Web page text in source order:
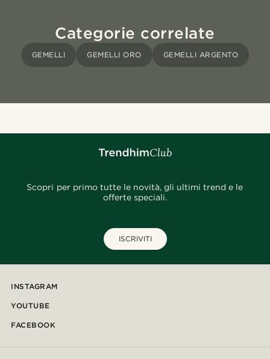
Categorie correlate
GEMELLI GEMELLI ORO GEMELLI ARGENTO
Scopri per primo tutte le novità, gli ultimi trend e le
offerte speciali.
ISCRIVITI
INSTAGRAM
YOUTUBE
FACEBOOK